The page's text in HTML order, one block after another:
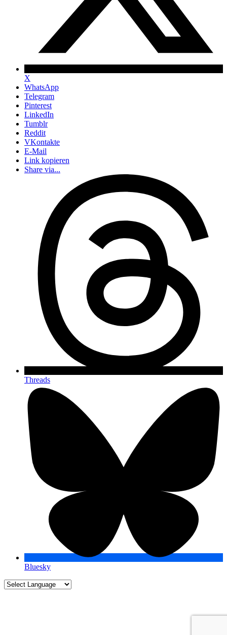
X
WhatsApp
Telegram
Pinterest
LinkedIn
Tumblr
Reddit
VKontakte
E-Mail
Link kopieren
Share via...
Threads
Bluesky